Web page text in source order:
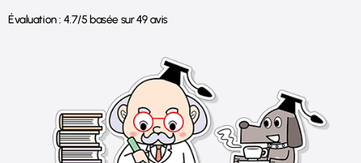
Évaluation : 4.7/5 basée sur49avis